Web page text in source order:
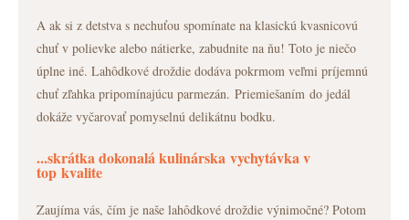
A ak si z detstva s nechuťou spomínate na klasickú kvasnicovú
chuť v polievke alebo nátierke, zabudnite na ňu! Toto je niečo
úplne iné. Lahôdkové droždie dodáva pokrmom veľmi príjemnú
chuť zľahka pripomínajúcu parmezán. Priemiešaním do jedál
dokáže vyčarovať pomyselnú delikátnu bodku.
...skrátka dokonalá kulinárska vychytávka v
top kvalite
Zaujíma vás, čím je naše lahôdkové droždie výnimočné? Potom